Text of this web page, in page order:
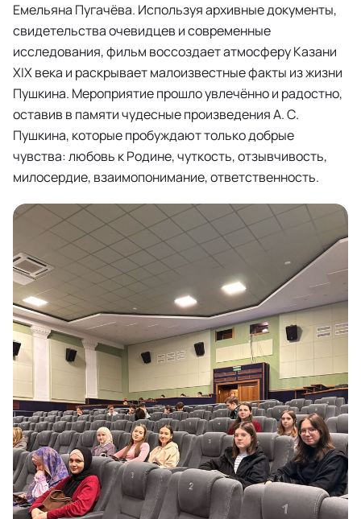
Емельяна Пугачёва. Используя архивные документы,
свидетельства очевидцев и современные
исследования, фильм воссоздает атмосферу Казани
XIX века и раскрывает малоизвестные факты из жизни
Пушкина. Мероприятие прошло увлечённо и радостно,
оставив в памяти чудесные произведения А. С.
Пушкина, которые пробуждают только добрые
чувства: любовь к Родине, чуткость, отзывчивость,
милосердие, взаимопонимание, ответственность.